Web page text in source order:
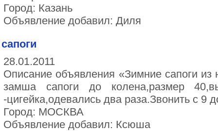
Город: Казань
Объявление добавил: Диля
сапоги
28.01.2011
Описание объявления «Зимние сапоги
замша сапоги до колена,размер
-цигейка,одевались два раза.Звонить с 9
Город: МОСКВА
Объявление добавил: Ксюша